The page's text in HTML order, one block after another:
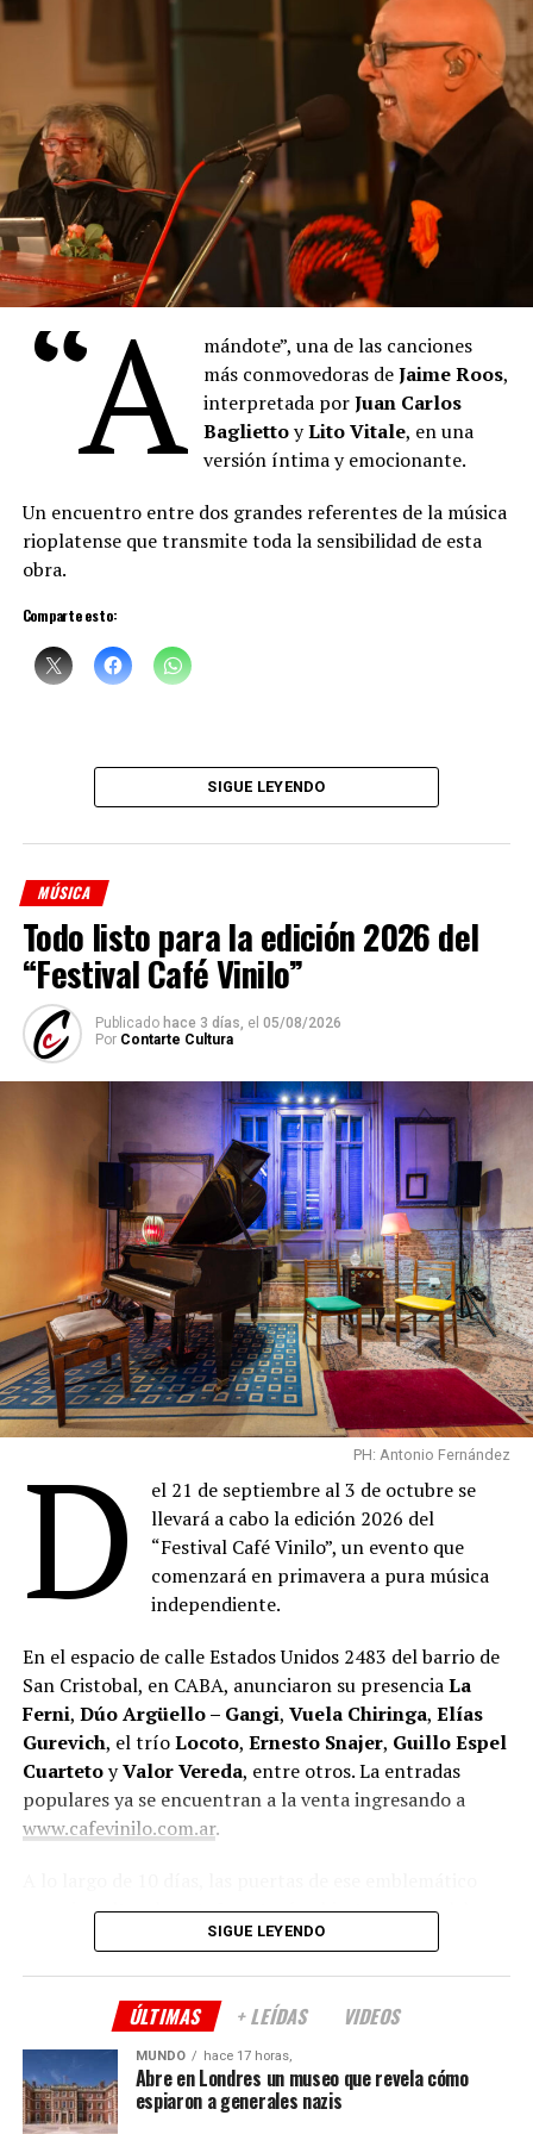
milongas, melodías camperas, vidalitas y valses
compuestos por contemporáneos del maestro boquense
en su homenaje.
El repertorio culmina con la milonga-candombe “Bien
Argentinos”, que evoca la escena final de la vida del
maestro boquense.
“Denisedescribe los pigmentos cuyos nombres se
mezclan con las proas de los barcos del puerto, también
está pintando, con la música, con la voz. Hay algo de la
pintura que empieza a teñir las palabras que
Denise
canta. Un cruce raro de oficios, maravilloso”, sostuvo el
artista plásticoDaniel Santoro .
Denise Sciammarella(investigación y voz)
Geraldina Carnicina
Mariana Atamas
(violín)
Fuente: Medioshábiles Comunicación
Comparte esto:
“A
mándote”, una de las canciones
más conmovedoras deJaime Roos,
interpretada porJuan Carlos
BagliettoyLito Vitale, en una
versión íntima y emocionante.
Un encuentro entre dos grandes referentes de la música
rioplatense que transmite toda la sensibilidad de esta
obra.
Comparte esto:
SIGUE LEYENDO
MÚSICA
Todo listo para la edición 2026 del
“Festival Café Vinilo”
Publicado hace 3 días, el 05/08/2026
Por Contarte Cultura
PH: Antonio Fernández
D
el 21 de septiembre al 3 de octubre se
llevará a cabo la edición 2026 del
“Festival Café Vinilo”, un evento que
comenzará en primavera a pura música
independiente.
En el espacio de calle Estados Unidos 2483 del barrio de
San Cristobal, en CABA, anunciaron su presenciaLa
Ferni, Dúo Argüello – Gangi, Vuela Chiringa, Elías
Gurevich, el tríoLocoto, Ernesto Snajer, Guillo Espel
CuartetoyValor Vereda, entre otros. La entradas
populares ya se encuentran a la venta ingresando a
www.cafevinilo.com.ar.
espacio cultural porteño estarán abiertas para celebrar
un año más de vida, haciendo partícipe a la comunidad
Tras haber cumplido cuatro años en la nueva sede
ubicada en el barrio de San Cristóbal, sus productores
Teresa Rodríguezy Eduardo Mischcelebran la
segunda entrega del Festival.
SIGUE LEYENDO
ÚLTIMAS + LEÍDAS VIDEOS
MUNDO hace 17 horas,
Abre en Londres un museo que revela cómo
espiaron a generales nazis